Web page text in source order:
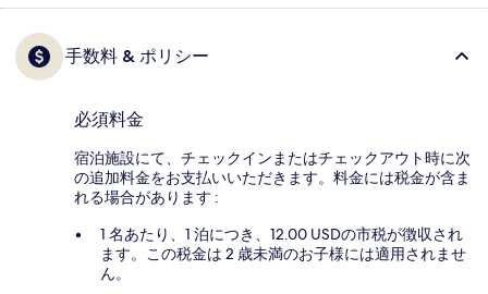
手数料 & ポリシー
必須料金
宿泊施設にて、チェックインまたはチェックアウト時に次
の追加料金をお支払いいただきます。料金には税金が含ま
れる場合があります :
1 名あたり、1 泊につき、12.00 USDの市税が徴収され
ます。この税金は 2 歳未満のお子様には適用されませ
ん。